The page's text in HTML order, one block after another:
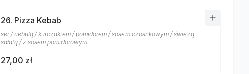
26. Pizza Kebab
ser / cebulą / kurczakiem / pomidorem / sosem czosnkowym / świeżą
sałatą / z sosem pomidorowym
27,00 zł